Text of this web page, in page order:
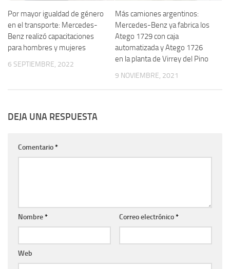
Por mayor igualdad de género
en el transporte: Mercedes-
Benz realizó capacitaciones
para hombres y mujeres
6 SEPTIEMBRE, 2022
Más camiones argentinos:
Mercedes-Benz ya fabrica los
Atego 1729 con caja
automatizada y Atego 1726
en la planta de Virrey del Pino
9 NOVIEMBRE, 2021
DEJA UNA RESPUESTA
Comentario*
Nombre* Correo electrónico*
Web